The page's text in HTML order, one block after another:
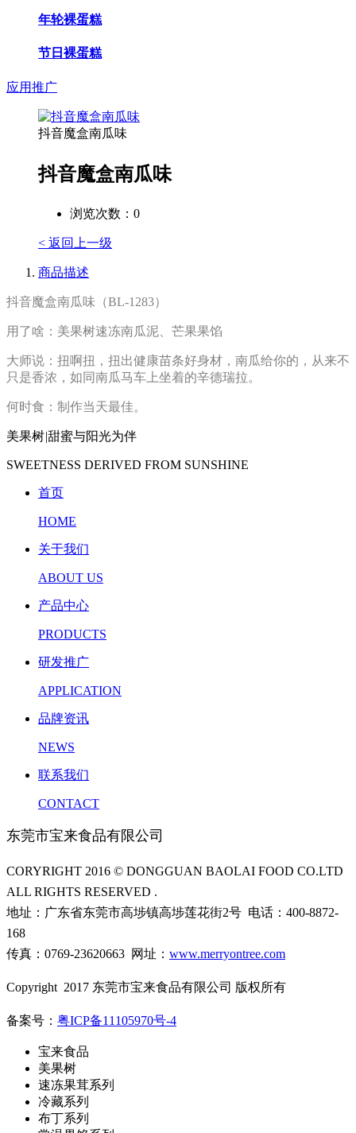
年轮裸蛋糕
节日裸蛋糕
应用推广
抖音魔盒南瓜味
抖音魔盒南瓜味
浏览次数： 0
< 返回上一级
商品描述
抖音魔盒南瓜味（BL-1283）
用了啥：美果树速冻南瓜泥、芒果果馅
大师说：扭啊扭，扭出健康苗条好身材，南瓜给你的，从来不
只是香浓，如同南瓜马车上坐着的辛德瑞拉。
何时食：制作当天最佳。
美果树|甜蜜与阳光为伴
SWEETNESS DERIVED FROM SUNSHINE
首页
HOME
关于我们
ABOUT US
产品中心
PRODUCTS
研发推广
APPLICATION
品牌资讯
NEWS
联系我们
CONTACT
东莞市宝来食品有限公司
CORYRIGHT 2016 © DONGGUAN BAOLAI FOOD CO.LTD
ALL RIGHTS RESERVED .
地址：广东省东莞市高埗镇高埗莲花街2号 电话：400-8872-
168
传真：0769-23620663 网址： www.merryontree.com
Copyright 2017 东莞市宝来食品有限公司 版权所有
备案号： 粤ICP备11105970号-4
宝来食品
美果树
速冻果茸系列
冷藏系列
布丁系列